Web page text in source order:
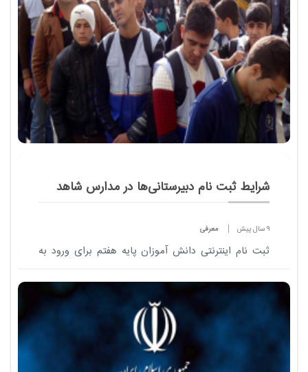
شرایط ثبت نام دبیرستانی‌ها در مدارس شاهد
9 سال پیش معرفی
ثبت نام اینترنتی دانش آموزان پایه هفتم برای ورود به
ماه ادامه دارد.